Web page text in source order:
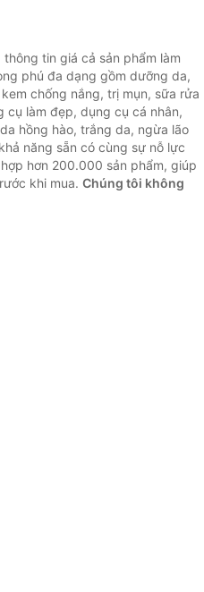
tin giá cả sản phẩm làm
phú đa dạng gồm dưỡng da,
chống nắng, trị mụn, sữa rửa
cụ làm đẹp, dụng cụ cá nhân,
hồng hào, trắng da, ngừa lão
năng sẵn có cùng sự nỗ lực
hơn 200.000 sản phẩm, giúp
khi mua. Chúng tôi không